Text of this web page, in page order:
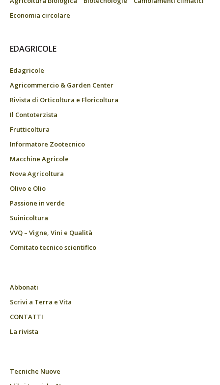
Economia circolare
EDAGRICOLE
Edagricole
Agricommercio & Garden Center
Rivista di Orticoltura e Floricoltura
Il Contoterzista
Frutticoltura
Informatore Zootecnico
Macchine Agricole
Nova Agricoltura
Olivo e Olio
Passione in verde
Suinicoltura
VVQ – Vigne, Vini e Qualità
Comitato tecnico scientifico
Abbonati
Scrivi a Terra e Vita
CONTATTI
La rivista
Tecniche Nuove